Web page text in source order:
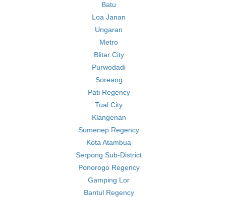
Batu
Loa Janan
Ungaran
Metro
Blitar City
Purwodadi
Soreang
Pati Regency
Tual City
Klangenan
Sumenep Regency
Kota Atambua
Serpong Sub-District
Ponorogo Regency
Gamping Lor
Bantul Regency